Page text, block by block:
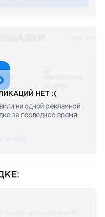
08.05.2023
Научный
НЕТ :(
ни одной рекламной
за последнее время